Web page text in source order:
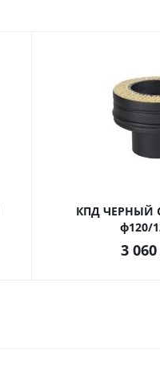
КПД ЧЕРНЫЙ
ф120/
3 060